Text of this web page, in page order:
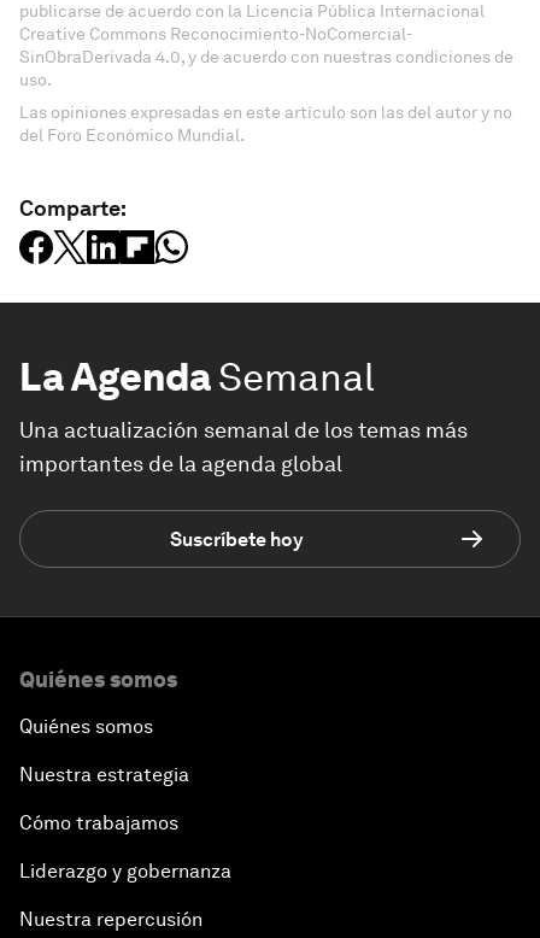
publicarse de acuerdo con la Licencia Pública Internacional
Creative Commons Reconocimiento-NoComercial-
SinObraDerivada 4.0, y de acuerdo con nuestras condiciones de
uso.
Las opiniones expresadas en este artículo son las del autor y no
del Foro Económico Mundial.
Comparte:
La AgendaSemanal
Una actualización semanal de los temas más
importantes de la agenda global
Suscríbete hoy
Quiénes somos
Quiénes somos
Nuestra estrategia
Cómo trabajamos
Liderazgo y gobernanza
Nuestra repercusión